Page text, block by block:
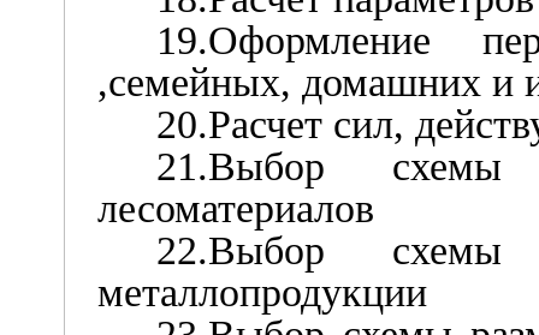
19.Оформление
,семейных, домашних и
20.Расчет сил,
21.Выбор схемы
лесоматериалов
22.Выбор схемы
металлопродукции